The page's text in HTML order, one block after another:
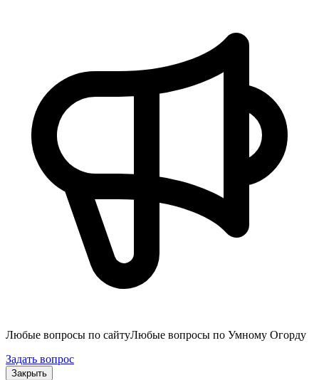
Любые вопросы по сайтуЛюбые вопросы по Умному Огорду
Задать вопрос
Закрыть